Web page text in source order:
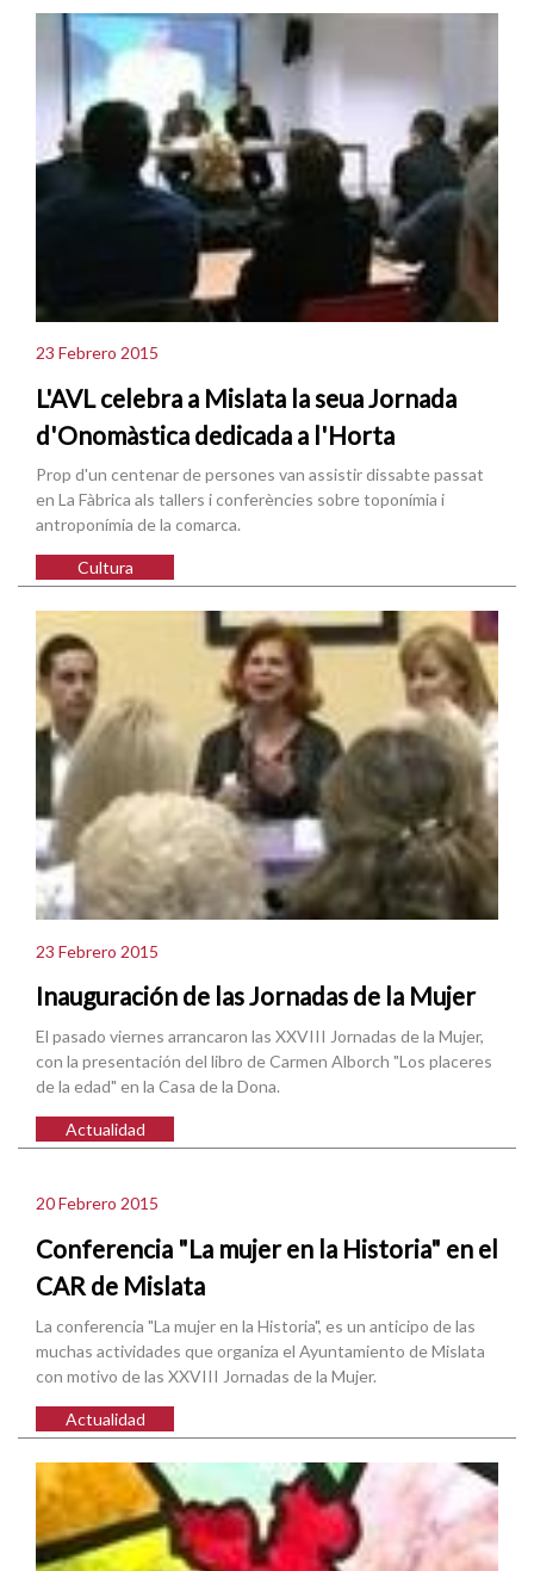
23 Febrero 2015
L'AVL celebra a Mislata la seua Jornada
d'Onomàstica dedicada a l'Horta
Prop d'un centenar de persones van assistir dissabte passat
en La Fàbrica als tallers i conferències sobre toponímia i
antroponímia de la comarca.
Cultura
23 Febrero 2015
Inauguración de las Jornadas de la Mujer
El pasado viernes arrancaron las XXVIII Jornadas de la Mujer,
con la presentación del libro de Carmen Alborch "Los placeres
de la edad" en la Casa de la Dona.
Actualidad
20 Febrero 2015
Conferencia "La mujer en la Historia" en el
CAR de Mislata
La conferencia "La mujer en la Historia", es un anticipo de las
muchas actividades que organiza el Ayuntamiento de Mislata
con motivo de las XXVIII Jornadas de la Mujer.
Actualidad